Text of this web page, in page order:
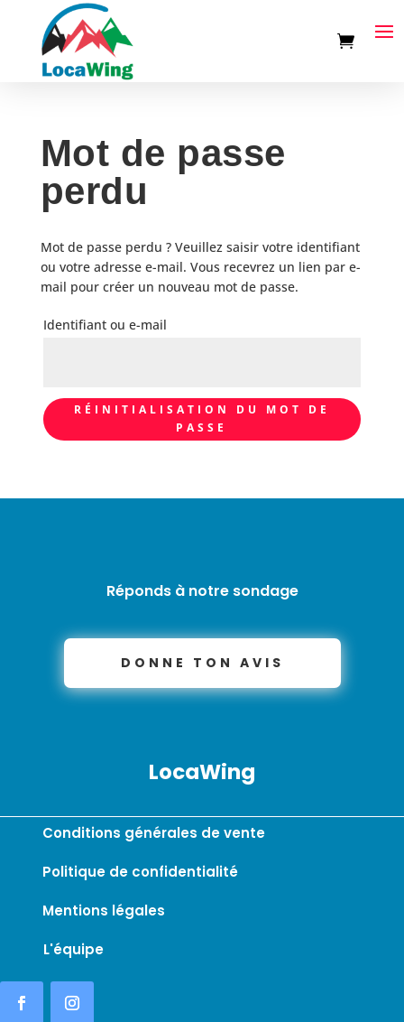
Mot de passe
perdu
Mot de passe perdu ? Veuillez saisir votre identifiant
ou votre adresse e-mail. Vous recevrez un lien par e-
mail pour créer un nouveau mot de passe.
Identifiant ou e-mail
RÉINITIALISATION DU MOT DE
PASSE
Réponds à notre sondage
DONNE TON AVIS
LocaWing
Conditions générales de vente
Politique de confidentialité
Mentions légales
L'équipe